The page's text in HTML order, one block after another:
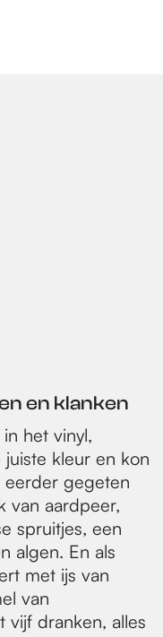
en klanken
het vinyl,
kleur en kon
eerder gegeten
van aardpeer,
spruitjes, een
algen. En als
met ijs van
van
vijf dranken, alles